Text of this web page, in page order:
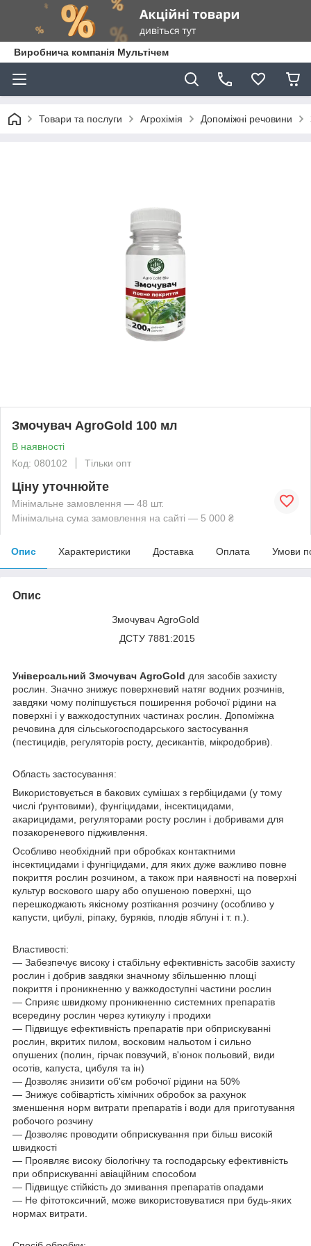
Виробнича компанія Мультічем
Товари та послуги Агрохімія Допоміжні речовини
Змочувач AgroGold 100 мл
В наявності
Код: 080102
Тільки опт
Ціну уточнюйте
Мінімальне замовлення — 48 шт.
Мінімальна сума замовлення на сайті — 5 000 ₴
Опис Характеристики Доставка Оплата Умови
Опис
Змочувач AgroGold
ДСТУ 7881:2015
Універсальний Змочувач AgroGold для засобів захисту
рослин. Значно знижує поверхневий натяг водних розчинів,
завдяки чому поліпшується поширення робочої рідини на
поверхні і у важкодоступних частинах рослин. Допоміжна
речовина для сільськогосподарського застосування
(пестицидів, регуляторів росту, десикантів, мікродобрив).
Область застосування:
Використовується в бакових сумішах з гербіцидами (у тому
числі ґрунтовими), фунгіцидами, інсектицидами,
акарицидами, регуляторами росту рослин і добривами для
позакореневого підживлення.
Особливо необхідний при обробках контактними
інсектицидами і фунгіцидами, для яких дуже важливо повне
покриття рослин розчином, а також при наявності на поверхні
культур воскового шару або опушеною поверхні, що
перешкоджають якісному розтікання розчину (особливо у
капусти, цибулі, ріпаку, буряків, плодів яблуні і т. п.).
Властивості:
― Забезпечує високу і стабільну ефективність засобів захисту
рослин і добрив завдяки значному збільшенню площі
покриття і проникненню у важкодоступні частини рослин
― Сприяє швидкому проникненню системних препаратів
всередину рослин через кутикулу і продихи
― Підвищує ефективність препаратів при обприскуванні
рослин, вкритих пилом, восковим нальотом і сильно
опушених (полин, гірчак повзучий, в'юнок польовий, види
осотів, капуста, цибуля та ін)
― Дозволяє знизити об'єм робочої рідини на 50%
― Знижує собівартість хімічних обробок за рахунок
зменшення норм витрати препаратів і води для приготування
робочого розчину
― Дозволяє проводити обприскування при більш високій
швидкості
― Проявляє високу біологічну та господарську ефективність
при обприскуванні авіаційним способом
― Підвищує стійкість до змивання препаратів опадами
― Не фітотоксичний, може використовуватися при будь-яких
нормах витрати.